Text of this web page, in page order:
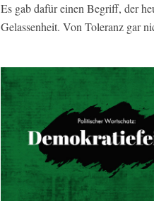
Es gab dafür einen Begriff, der
Gelassenheit. Von Toleranz gar